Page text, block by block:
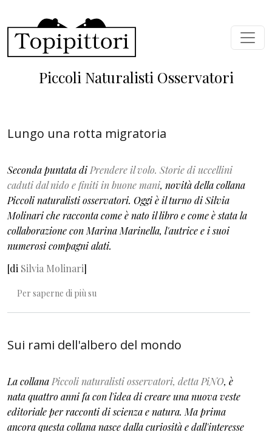
Piccoli Naturalisti Osservatori
Lungo una rotta migratoria
Seconda puntata di Prendere il volo. Storie di uccellini
caduti dal nido e finiti in buone mani, novità della collana
Piccoli naturalisti osservatori. Oggi è il turno di Silvia
Molinari che racconta come è nato il libro e come è stata la
collaborazione con Marina Marinella, l'autrice e i suoi
numerosi compagni alati.
[di Silvia Molinari]
Per saperne di più su
Sui rami dell'albero del mondo
La collana Piccoli naturalisti osservatori, detta PiNO, è
nata quattro anni fa con l'idea di creare una nuova veste
editoriale per racconti di scienza e natura. Ma prima
ancora questa collana nasce dalla curiosità e dall'interesse